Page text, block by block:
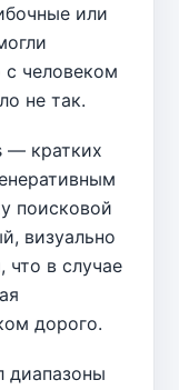
или
человеком
не так.
— кратких
поисковой
визуально
что в случае
дорого.
диапазоны